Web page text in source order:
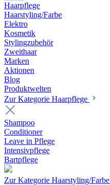
Haarpflege
Haarstyling/Farbe
Elektro
Kosmetik
Stylingzubehör
Zweithaar
Marken
Aktionen
Blog
Produktwelten
Zur Kategorie Haarpflege
Shampoo
Conditioner
Leave in Pflege
Intensivpflege
Bartpflege
Zur Kategorie Haarstyling/Farbe